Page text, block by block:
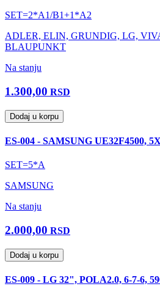
SET=2*A1/B1+1*A2
ADLER, ELIN, GRUNDIG, LG,
BLAUPUNKT
Na stanju
1.300,00 RSD
Dodaj u korpu
ES-004 - SAMSUNG UE32F4500,
SET=5*A
SAMSUNG
Na stanju
2.000,00 RSD
Dodaj u korpu
ES-009 - LG 32", POLA2.0, 6-7-6,